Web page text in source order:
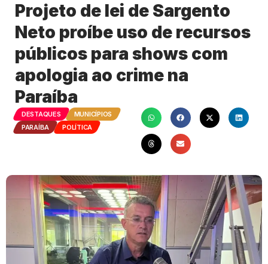
Projeto de lei de Sargento
Neto proíbe uso de recursos
públicos para shows com
apologia ao crime na
Paraíba
DESTAQUES
MUNICÍPIOS
PARAÍBA
POLÍTICA